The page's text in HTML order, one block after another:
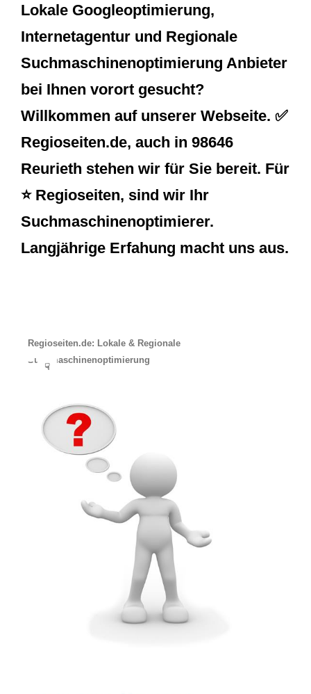
Lokale Googleoptimierung,
Internetagentur und Regionale
Suchmaschinenoptimierung Anbieter
bei Ihnen vorort gesucht?
Willkommen auf unserer Webseite. ✅
Regioseiten.de, auch in 98646
Reurieth stehen wir für Sie bereit. Für
⭐ Regioseiten, sind wir Ihr
Suchmaschinenoptimierer.
Langjährige Erfahung macht uns aus.
Regioseiten.de: Lokale & Regionale
Suchmaschinenoptimierung
☟